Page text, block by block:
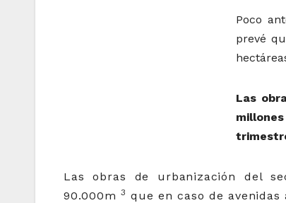
Poco
prevé
Las
Las obras de urbanización del
90.000m3 que en caso de